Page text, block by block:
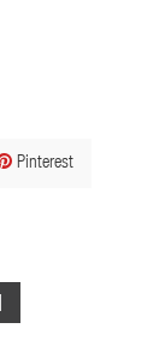
Pinterest